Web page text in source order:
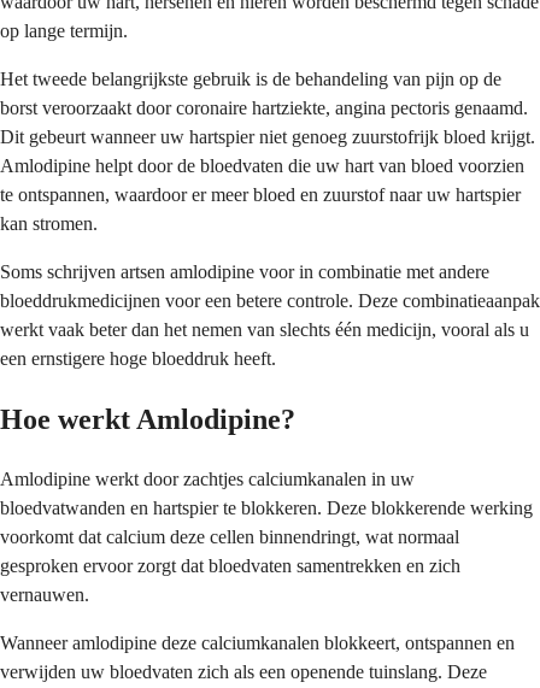
op lange termijn.
Het tweede belangrijkste gebruik is de behandeling van pijn op de
borst veroorzaakt door coronaire hartziekte, angina pectoris genaamd.
Dit gebeurt wanneer uw hartspier niet genoeg zuurstofrijk bloed krijgt.
Amlodipine helpt door de bloedvaten die uw hart van bloed voorzien
te ontspannen, waardoor er meer bloed en zuurstof naar uw hartspier
kan stromen.
Soms schrijven artsen amlodipine voor in combinatie met andere
bloeddrukmedicijnen voor een betere controle. Deze combinatieaanpak
werkt vaak beter dan het nemen van slechts één medicijn, vooral als u
een ernstigere hoge bloeddruk heeft.
Hoe werkt Amlodipine?
Amlodipine werkt door zachtjes calciumkanalen in uw
bloedvatwanden en hartspier te blokkeren. Deze blokkerende werking
voorkomt dat calcium deze cellen binnendringt, wat normaal
gesproken ervoor zorgt dat bloedvaten samentrekken en zich
vernauwen.
Wanneer amlodipine deze calciumkanalen blokkeert, ontspannen en
verwijden uw bloedvaten zich als een openende tuinslang. Deze